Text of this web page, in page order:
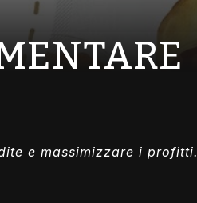
e massimizzare i profitti.